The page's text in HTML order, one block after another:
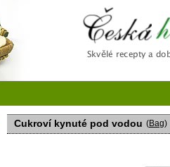
Cukroví kynuté pod vodou (Bag)